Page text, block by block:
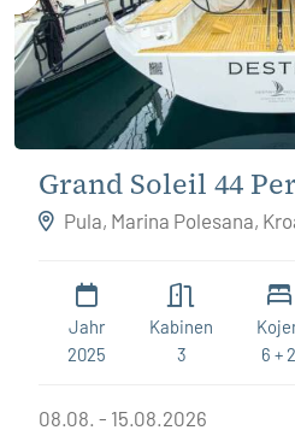
Grand Soleil 44
Destiny
Pula, Marina Polesana,
Jahr
2025
Kabinen
3
6 + 2
08.08. - 15.08.2026